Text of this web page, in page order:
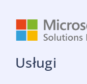
Usługi